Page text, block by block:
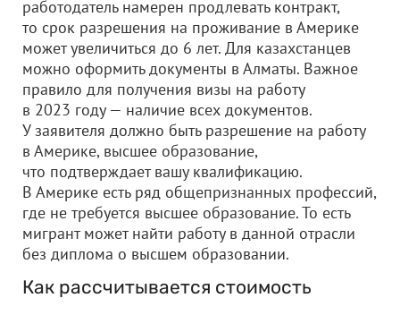
работодатель намерен продлевать контракт,
то срок разрешения на проживание в Америке
может увеличиться до 6 лет. Для казахстанцев
можно оформить документы в Алматы. Важное
правило для получения визы на работу
в 2023 году — наличие всех документов.
У заявителя должно быть разрешение на работу
в Америке, высшее образование,
что подтверждает вашу квалификацию.
В Америке есть ряд общепризнанных профессий,
где не требуется высшее образование. То есть
мигрант может найти работу в данной отрасли
без диплома о высшем образовании.
Как рассчитывается стоимость